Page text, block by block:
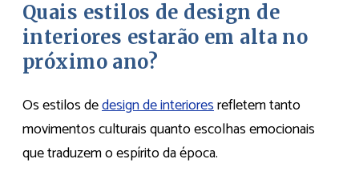
Quais estilos de design de
interiores estarão em alta no
próximo ano?
Os estilos dedesign de interioresrefletem tanto
movimentos culturais quanto escolhas emocionais
que traduzem o espírito da época.